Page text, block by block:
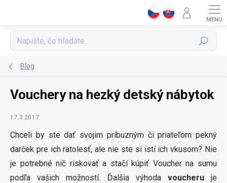
Hľadať
Blog
Vouchery na hezký detský nábytok
17.3.2017
Chceli by ste dať svojim príbuzným či priateľom pekný
darček pre ich ratolesť, ale nie ste si istí ich vkusom? Nie
je potrebné nič riskovať a stačí kúpiť Voucher na sumu
podľa vašich možností. Ďalšia výhoda voucheruje